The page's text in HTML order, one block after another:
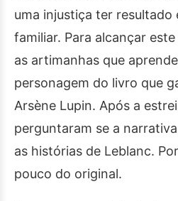
uma injustiça ter resultado
familiar. Para alcançar
as artimanhas que
personagem do livro que
Arsène Lupin. Após a
perguntaram se a
as histórias de Leblanc.
pouco do original.